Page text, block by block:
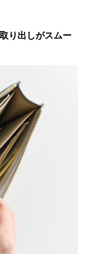
り出しがスムー